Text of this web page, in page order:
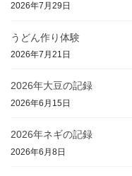
2026年7月29日
うどん作り体験
2026年7月21日
2026年大豆の記録
2026年6月15日
2026年ネギの記録
2026年6月8日